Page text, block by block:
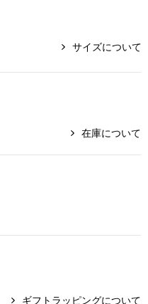
その他
ルームウェア
サイズについて
在庫について
ギフトラッピングについて